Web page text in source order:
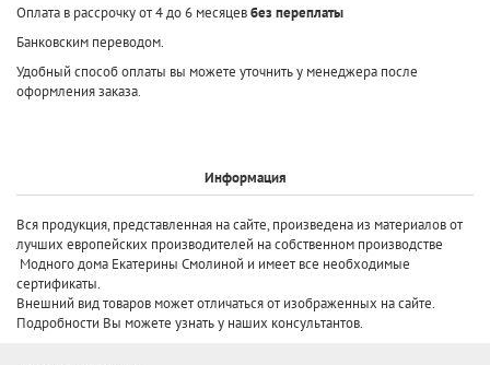
Оплата в рассрочку от 4 до 6 месяцевбез переплаты
Банковским переводом.
Удобный способ оплаты вы можете уточнить у менеджера после
оформления заказа.
Информация
Вся продукция, представленная на сайте, произведена из материалов от
лучших европейских производителей на собственном производстве
Модного дома Екатерины Смолиной и имеет все необходимые
сертификаты.
Внешний вид товаров может отличаться от изображенных на сайте.
Подробности Вы можете узнать у наших консультантов.